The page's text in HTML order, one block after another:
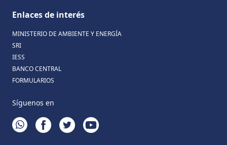
Enlaces de interés
MINISTERIO DE AMBIENTE Y ENERGÍA
SRI
IESS
BANCO CENTRAL
FORMULARIOS
Síguenos en
WHATSAPPFACEBOOKTWITTERYOUTUBE